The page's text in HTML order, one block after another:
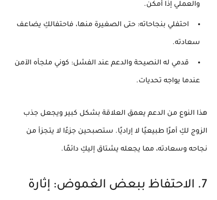
والعملي إذا أمكن.
احتفلي بنجاحاته: حتى الصغيرة منها، فاحتفالكِ يضاعف
سعادته.
قدمي له النصيحة والدعم عند الفشل: كوني ملجأه الآمن
عندما يواجه تحديات.
هذا النوع من الدعم يعمق العلاقة بشكل كبير ويجعل جذب
الزوج لكِ أمرًا طبيعيًا لا إراديًا. ستصبحين جزءًا لا يتجزأ من
نجاحه وسعادته، مما يجعله يشتاق إليكِ دائمًا.
7. الاحتفاظ ببعض الغموض: إثارة